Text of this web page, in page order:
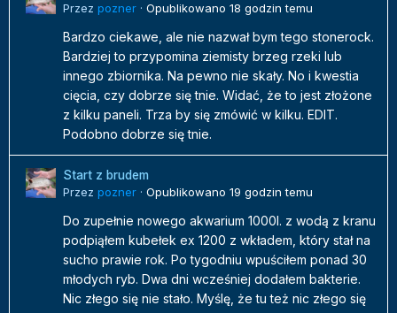
Przez pozner · Opublikowano 18 godzin temu
Bardzo ciekawe, ale nie nazwał bym tego stonerock.
Bardziej to przypomina ziemisty brzeg rzeki lub
innego zbiornika. Na pewno nie skały. No i kwestia
cięcia, czy dobrze się tnie. Widać, że to jest złożone
z kilku paneli. Trza by się zmówić w kilku. EDIT.
Podobno dobrze się tnie.
Start z brudem
Przez pozner · Opublikowano 19 godzin temu
Do zupełnie nowego akwarium 1000l. z wodą z kranu
podpiąłem kubełek ex 1200 z wkładem, który stał na
sucho prawie rok. Po tygodniu wpuściłem ponad 30
młodych ryb. Dwa dni wcześniej dodałem bakterie.
Nic złego się nie stało. Myślę, że tu też nic złego się